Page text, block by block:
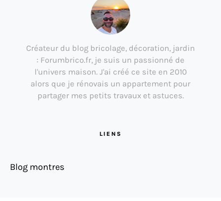
Créateur du blog bricolage, décoration, jardin
: Forumbrico.fr, je suis un passionné de
l'univers maison. J'ai créé ce site en 2010
alors que je rénovais un appartement pour
partager mes petits travaux et astuces.
LIENS
Blog montres